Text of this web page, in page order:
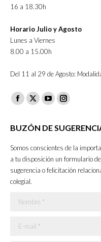
16 a 18.30h
Horario Julio y Agosto
Lunes a Viernes
8.00 a 15.00h
Del 11 al 29 de Agosto:
Facebook
opens
new
window
X
opens
new
window
YouTube
opens
new
window
Instagram
opens
in
new
window
BUZÓN DE
Somos conscientes de la
a tu disposición un formulario
sugerencia o felicitación
colegial.
Nombre *
E-mail *